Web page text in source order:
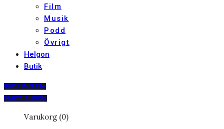
Film
Musik
Podd
Övrigt
Helgon
Butik
PRENUMERERA
DIGITALT ARKIV
Varukorg (0)